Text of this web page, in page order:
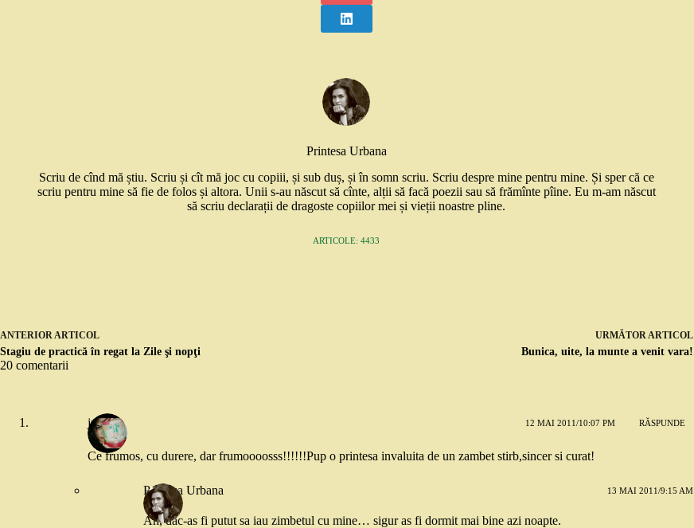
Printesa Urbana
Scriu de cînd mă știu. Scriu și cît mă joc cu copiii, și sub duș, și în somn scriu. Scriu despre mine pentru mine. Și sper că ce
scriu pentru mine să fie de folos și altora. Unii s-au născut să cînte, alții să facă poezii sau să frămînte pîine. Eu m-am născut
să scriu declarații de dragoste copiilor mei și vieții noastre pline.
ARTICOLE: 4433
ANTERIOR ARTICOL
Stagiu de practică în regat la Zile şi nopţi
URMĂTOR ARTICOL
Bunica, uite, la munte a venit vara!
20 comentarii
julie 12 MAI 2011/10:07 PM RĂSPUNDE
Ce frumos, cu durere, dar frumoooosss!!!!!!Pup o printesa invaluita de un zambet stirb,sincer si curat!
Printesa Urbana 13 MAI 2011/9:15 AM
Ah, dac-as fi putut sa iau zimbetul cu mine… sigur as fi dormit mai bine azi noapte.